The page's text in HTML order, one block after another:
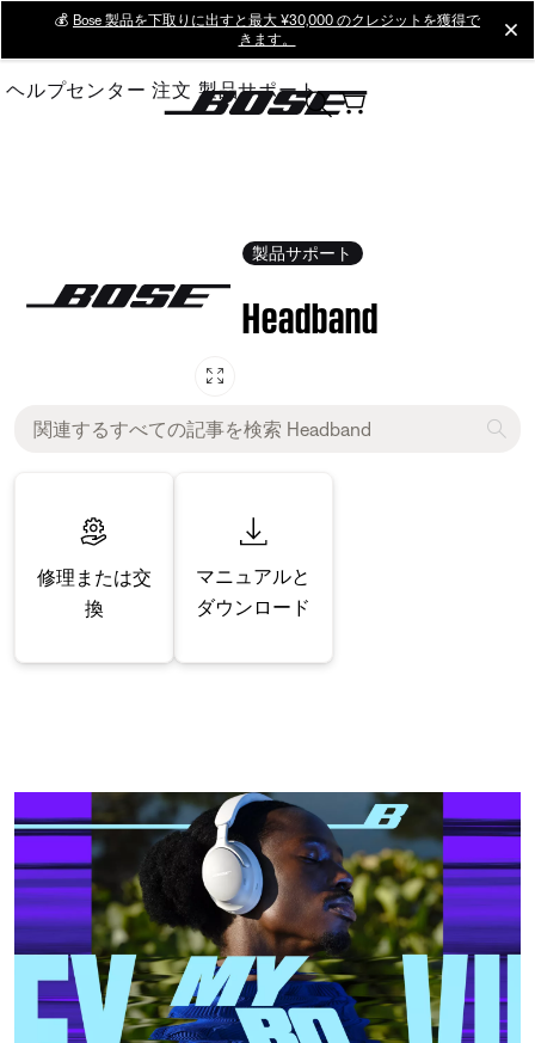
Main
💰 Bose 製品を下取りに出すと最大 ¥30,000 のクレジットを獲得で
きます。
ヘルプセンター 注文 製品サポート
製品サポート
Headband
修理または交
換
マニュアルと
ダウンロード